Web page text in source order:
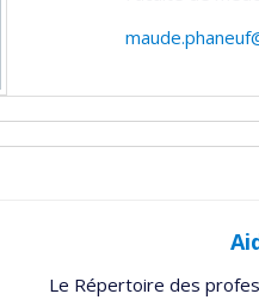
Le Répertoire des